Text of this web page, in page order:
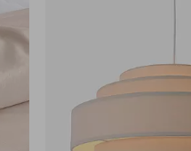
favoritter